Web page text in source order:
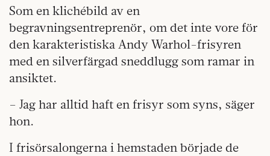
Som en klichébild av en
begravningsentreprenör, om det inte vore för
den karakteristiska Andy Warhol-frisyren
med en silverfärgad sneddlugg som ramar in
ansiktet.
– Jag har alltid haft en frisyr som syns, säger
hon.
I frisörsalongerna i hemstaden började de